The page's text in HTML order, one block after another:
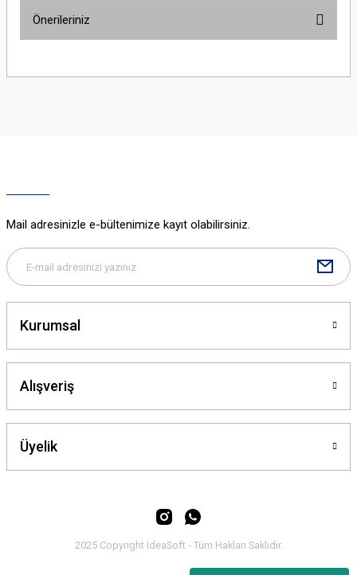
Önerileriniz
yetersiz gördüğünüz noktaları öneri formunu kullanarak tarafımıza
Bu ürüne benzer farklı alternatifler olmalı.
Mail adresinizle e-bültenimize kayıt olabilirsiniz.
Kurumsal
Alışveriş
Üyelik
2025 Copyright IdeaSoft - Tüm Hakları Saklıdır.